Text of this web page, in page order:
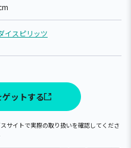
イスピリッツ
ットする
サイトで実際の取り扱いを確認してくださ